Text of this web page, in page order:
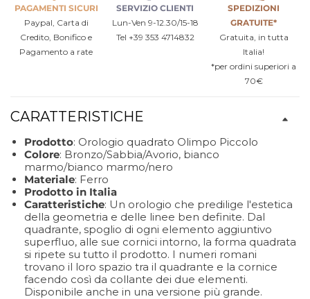
PAGAMENTI SICURI
Paypal, Carta di
Credito, Bonifico e
Pagamento a rate
SERVIZIO CLIENTI
Lun-Ven 9-12.30/15-18
Tel +39 353 4714832
SPEDIZIONI
GRATUITE*
Gratuita, in tutta
Italia!
*per ordini superiori a
70€
CARATTERISTICHE
Prodotto: Orologio quadrato Olimpo Piccolo
Colore: Bronzo/Sabbia/Avorio, bianco
marmo/bianco marmo/nero
Materiale: Ferro
Prodotto in Italia
Caratteristiche: Un orologio che predilige l'estetica
della geometria e delle linee ben definite. Dal
quadrante, spoglio di ogni elemento aggiuntivo
superfluo, alle sue cornici intorno, la forma quadrata
si ripete su tutto il prodotto. I numeri romani
trovano il loro spazio tra il quadrante e la cornice
facendo così da collante dei due elementi.
Disponibile anche in una versione più grande.